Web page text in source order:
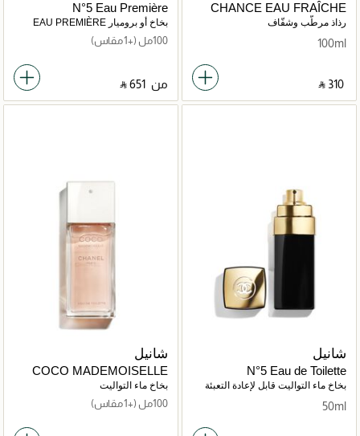
CHANCE EAU FRAÎCHE
رذاذ مرطّب وشفّاف
100ml
‎ ⃁ ⁦310⁩ ‎
N°5 Eau Première
بخاخ أو بروميار EAU PREMIÈRE
100مل (+1 مقاس)
من ‎ ⃁ ⁦651⁩ ‎
شانيل
N°5 Eau de Toilette
Vaporisateur rechargeable
بخاخ ماء التواليت قابل لإعادة التعبئة
50ml
شانيل
COCO MADEMOISELLE
Eau de Toilette Vaporisateur
بخاخ ماء التواليت
100مل (+1 مقاس)